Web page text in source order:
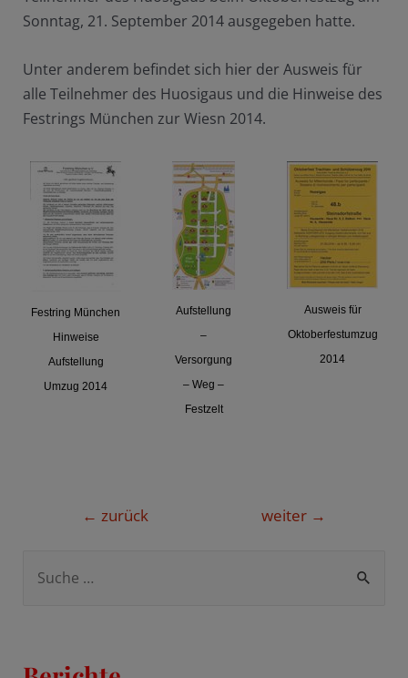
Sonntag, 21. September 2014 ausgegeben hatte.
Unter anderem befindet sich hier der Ausweis für
alle Teilnehmer des Huosigaus und die Hinweise des
Festrings München zur Wiesn 2014.
Festring München
Hinweise
Aufstellung
Umzug 2014
Aufstellung
–
Versorgung
– Weg –
Festzelt
Ausweis für
Oktoberfestumzug
2014
Beitragsnavigation
← zurück weiter →